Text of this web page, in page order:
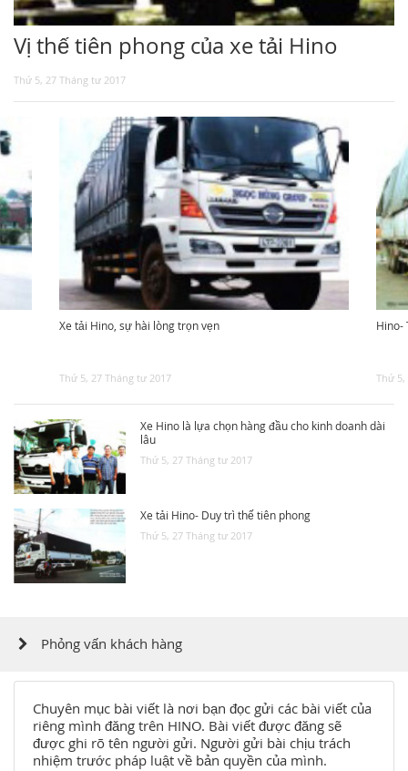
Vị thế tiên phong của xe tải Hino
Thứ 5, 27 Tháng tư 2017
Xe tải Hino, sự hài lòng trọn vẹn
Thứ 5, 27 Tháng tư 2017
Hino-
Thứ 5,
Xe Hino là lựa chọn hàng đầu cho kinh doanh dài
lâu
Thứ 5, 27 Tháng tư 2017
Xe tải Hino- Duy trì thế tiên phong
Thứ 5, 27 Tháng tư 2017
Phỏng vấn khách hàng
Chuyên mục bài viết là nơi bạn đọc gửi các bài viết của
riêng mình đăng trên HINO. Bài viết được đăng sẽ
được ghi rõ tên người gửi. Người gửi bài chịu trách
nhiệm trước pháp luật về bản quyền của mình.